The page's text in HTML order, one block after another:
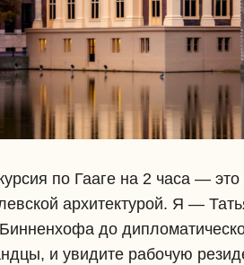
по Гааге на 2 часа —
архитектурой. Я —
до
и увидите рабочую